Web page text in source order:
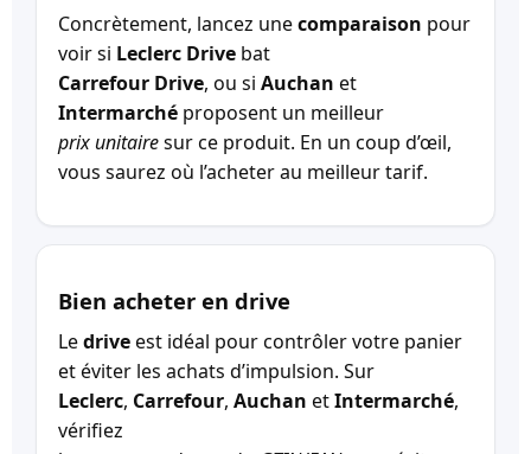
Concrètement, lancez unecomparaison pour
voir si Leclerc Drive bat
Carrefour Drive, ou si Auchan et
Intermarché proposent un meilleur
prix unitairesur ce produit. En un coup d’œil,
vous saurez où l’acheter au meilleur tarif.
Bien acheter en drive
Ledriveest idéal pour contrôler votre panier
et éviter les achats d’impulsion. Sur
Leclerc, Carrefour, Auchan etIntermarché,
vérifiez